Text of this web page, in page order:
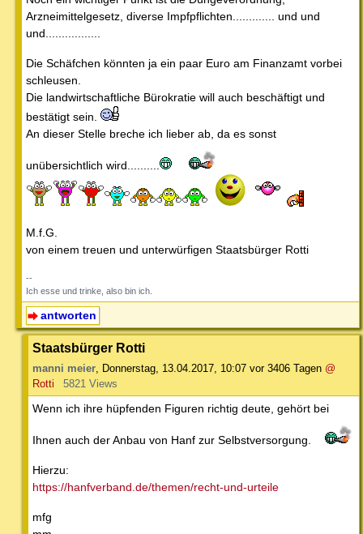
Arzneimittelgesetz, diverse Impfpflichten............. und und
und.................
Die Schäfchen könnten ja ein paar Euro am Finanzamt vorbei
schleusen.
Die landwirtschaftliche Bürokratie will auch beschäftigt und
bestätigt sein.
An dieser Stelle breche ich lieber ab, da es sonst
unübersichtlich wird..........
M.f.G.
von einem treuen und unterwürfigen Staatsbürger Rotti
--
Ich esse und trinke, also bin ich.
antworten
Staatsbürger Rotti
manni meier Donnerstag, 13.04.2017, 10:07 vor 3406 Tagen @
Rotti
5821 Views
Wenn ich ihre hüpfenden Figuren richtig deute, gehört bei
Ihnen auch der Anbau von Hanf zur Selbstversorgung.
Hierzu:
https://hanfverband.de/themen/recht-und-urteile
mfg